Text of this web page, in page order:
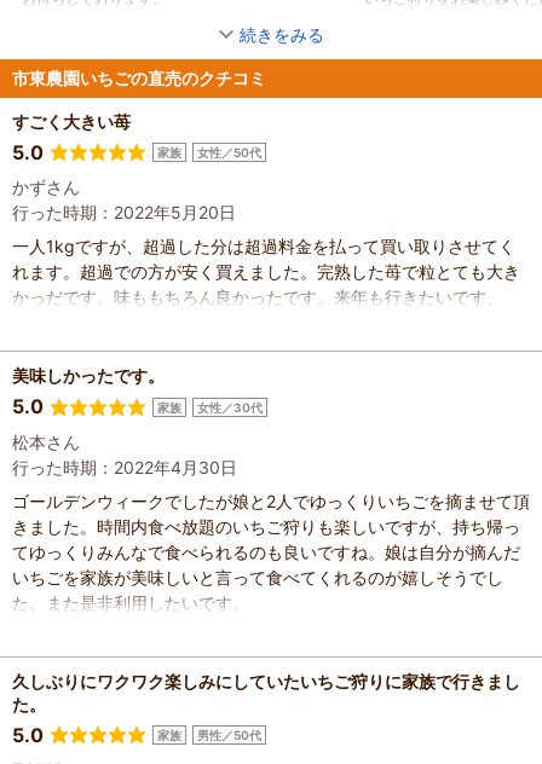
続きをみる
市東農園いちごの直売のクチコミ
すごく大きい苺
5.0 家族 女性／50代
かずさん
行った時期：2022年5月20日
一人1kgですが、超過した分は超過料金を払って買い取りさせてく
れます。超過での方が安く買えました。完熟した苺で粒とても大き
かっだです。味ももちろん良かったです。来年も行きたいです、
美味しかったです。
5.0 家族 女性／30代
松本さん
行った時期：2022年4月30日
ゴールデンウィークでしたが娘と2人でゆっくりいちごを摘ませて頂
きました。時間内食べ放題のいちご狩りも楽しいですが、持ち帰っ
てゆっくりみんなで食べられるのも良いですね。娘は自分が摘んだ
いちごを家族が美味しいと言って食べてくれるのが嬉しそうでし
た。また是非利用したいです。
久しぶりにワクワク楽しみにしていたいちご狩りに家族で行きまし
た。
5.0 家族 男性／50代